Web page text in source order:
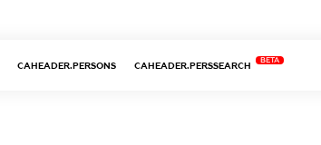
CAHEADER.PERSONS CAHEADER.PERSSEARCH
BETA